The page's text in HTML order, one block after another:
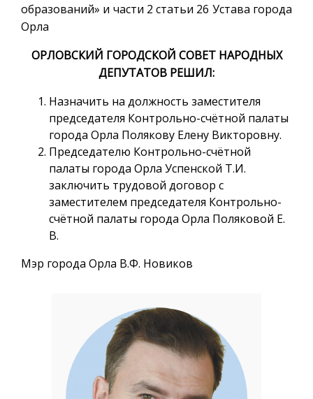
образований» и части 2 статьи 26 Устава города
Орла
ОРЛОВСКИЙ ГОРОДСКОЙ СОВЕТ НАРОДНЫХ
ДЕПУТАТОВ РЕШИЛ:
Назначить на должность заместителя
председателя Контрольно-счётной палаты
города Орла Полякову Елену Викторовну.
Председателю Контрольно-счётной
палаты города Орла Успенской Т.И.
заключить трудовой договор с
заместителем председателя Контрольно-
счётной палаты города Орла Поляковой Е.
В.
Мэр города Орла В.Ф. Новиков